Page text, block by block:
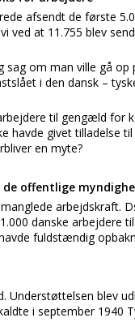
afsendt de første
ved at 11.755 blev
sag om man ville gå
i den dansk –
til gengæld for
havde givet tilladelse
en myte?
de offentlige
arbejdskraft.
danske arbejdere
fuldstændig
Understøttelsen blev
i september 1940